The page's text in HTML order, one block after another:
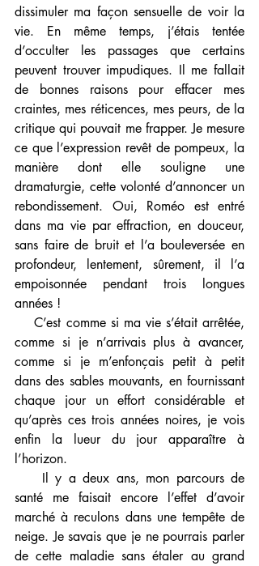
dissimuler ma façon sensuelle de voir la
vie. En même temps, j’étais tentée
d’occulter les passages que certains
peuvent trouver impudiques. Il me fallait
de bonnes raisons pour effacer mes
craintes, mes réticences, mes peurs, de la
critique qui pouvait me frapper. Je mesure
ce que l’expression revêt de pompeux, la
manière dont elle souligne une
dramaturgie, cette volonté d’annoncer un
rebondissement. Oui, Roméo est entré
dans ma vie par effraction, en douceur,
sans faire de bruit et l’a bouleversée en
profondeur, lentement, sûrement, il l’a
empoisonnée pendant trois longues
années !
    C’est comme si ma vie s’était arrêtée,
comme si je n’arrivais plus à avancer,
comme si je m’enfonçais petit à petit
dans des sables mouvants, en fournissant
chaque jour un effort considérable et
qu’après ces trois années noires, je vois
enfin la lueur du jour apparaître à
l’horizon.
santé me faisait encore l’effet d’avoir
marché à reculons dans une tempête de
neige. Je savais que je ne pourrais parler
de cette maladie sans étaler au grand